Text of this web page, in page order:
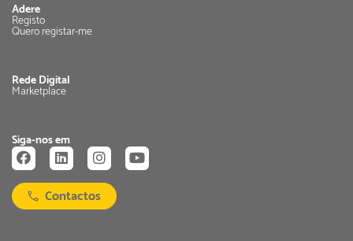
Adere
Registo
Quero registar-me
Rede Digital
Marketplace
Siga-nos em
Contactos